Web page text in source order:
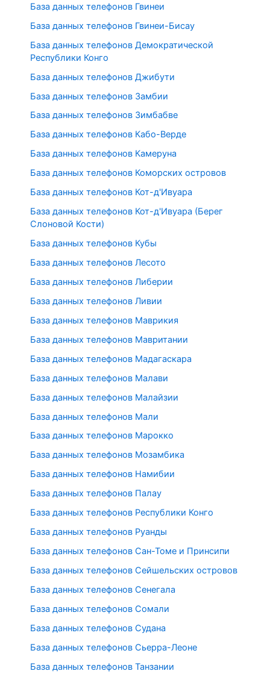
База данных телефонов Гвинеи
База данных телефонов Гвинеи-Бисау
База данных телефонов Демократической
Республики Конго
База данных телефонов Джибути
База данных телефонов Замбии
База данных телефонов Зимбабве
База данных телефонов Кабо-Верде
База данных телефонов Камеруна
База данных телефонов Коморских островов
База данных телефонов Кот-д'Ивуара
База данных телефонов Кот-д'Ивуара (Берег
Слоновой Кости)
База данных телефонов Кубы
База данных телефонов Лесото
База данных телефонов Либерии
База данных телефонов Ливии
База данных телефонов Маврикия
База данных телефонов Мавритании
База данных телефонов Мадагаскара
База данных телефонов Малави
База данных телефонов Малайзии
База данных телефонов Мали
База данных телефонов Марокко
База данных телефонов Мозамбика
База данных телефонов Намибии
База данных телефонов Палау
База данных телефонов Республики Конго
База данных телефонов Руанды
База данных телефонов Сан-Томе и Принсипи
База данных телефонов Сейшельских островов
База данных телефонов Сенегала
База данных телефонов Сомали
База данных телефонов Судана
База данных телефонов Сьерра-Леоне
База данных телефонов Танзании